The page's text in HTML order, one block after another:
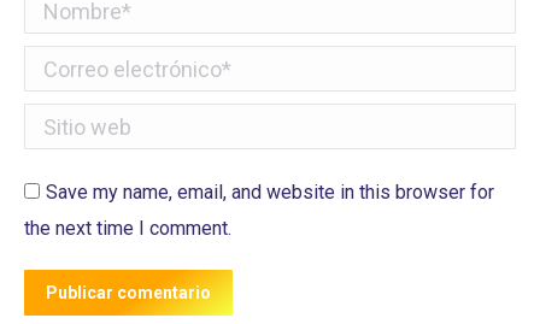
Nombre *
Correo electrónico *
Sitio web
Save my name, email, and website in this browser for
the next time I comment.
Publicar comentario